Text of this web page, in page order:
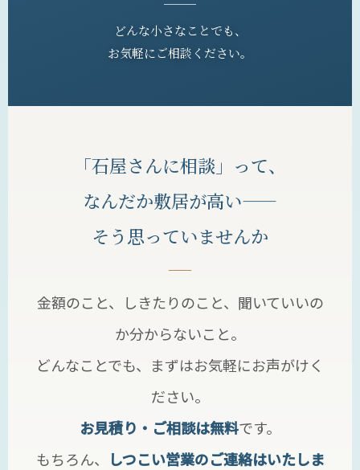
どんな小さなことでも、
お気軽にご相談ください。
「石屋さんに相談」って、
なんだか敷居が高い——
そう思っていませんか
金額のこと、しきたりのこと、聞いていいの
か分からないこと。
どんなことでも、まずはお気軽にお声がけく
ださい。
お見積り・ご相談は無料です。
もちろん、
しつこい営業のご連絡はいたしま